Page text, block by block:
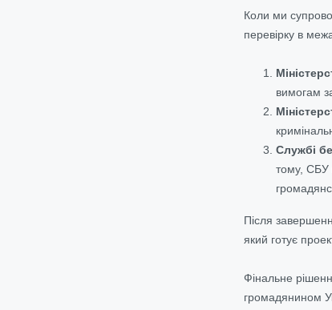
Коли ми
перевірку в
вимогам
Службі
тому, СБУ
Після
який готує
Фінальне
громадянином